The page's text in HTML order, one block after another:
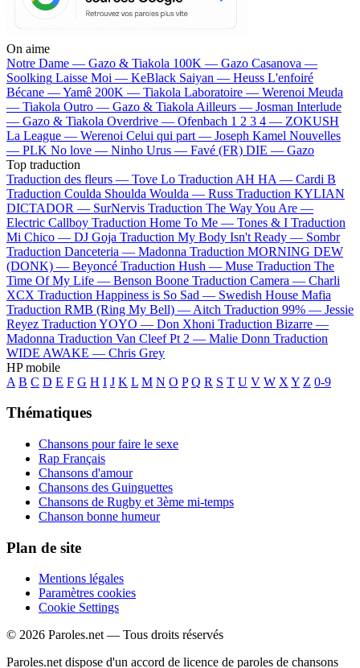
On aime
Notre Dame — Gazo & Tiakola 100K — Gazo Casanova —
Soolking Laisse Moi — KeBlack Saiyan — Heuss L'enfoiré
Bécane —Yamê 200K — Tiakola Laboratoire — Werenoi Meuda
— Tiakola Outro — Gazo & Tiakola Ailleurs — Josman Interlude
— Gazo & Tiakola Overdrive — Ofenbach 1 2 3 4 — ZOKUSH
La League — Werenoi Celui qui part — Joseph Kamel Nouvelles
— PLK No love — Ninho Urus — Favé (FR) DIE — Gazo
Top traduction
Traduction des fleurs — Tove Lo Traduction AH HA — Cardi B
Traduction Coulda Shoulda Woulda — Russ Traduction KYLIAN
DICTADOR — SurNervis Traduction The Way You Are —
Electric Callboy Traduction Home To Me — Tones & I Traduction
Mi Chico — DJ Goja Traduction My Body Isn't Ready — Sombr
Traduction Danceteria — Madonna Traduction MORNING DEW
(DONK) — Beyoncé Traduction Hush — Muse Traduction The
Time Of My Life — Benson Boone Traduction Camera — Charli
XCX Traduction Happiness is So Sad — Swedish House Mafia
Traduction RMB (Ring My Bell) — Aitch Traduction 99% — Jessie
Reyez Traduction YOYO — Don Xhoni Traduction Bizarre —
Madonna Traduction Van Cleef Pt 2 — Malie Donn Traduction
WIDE AWAKE — Chris Grey
HP mobile
A B C D E F G H I J K L M N O P Q R S T U V W X Y Z 0-9
Thématiques
Chansons pour faire le sexe
Rap Français
Chansons d'amour
Chansons des Guinguettes
Chansons de Rugby et 3ème mi-temps
Chanson bonne humeur
Plan de site
Mentions légales
Paramètres cookies
Cookie Settings
© 2026 Paroles.net — Tous droits réservés
Paroles.net dispose d'un accord de licence de paroles de chansons